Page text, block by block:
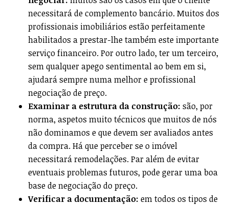
necessitará de complemento bancário. Muitos dos
profissionais imobiliários estão perfeitamente
habilitados a prestar-lhe também este importante
serviço financeiro. Por outro lado, ter um terceiro,
sem qualquer apego sentimental ao bem em si,
ajudará sempre numa melhor e profissional
negociação de preço.
Examinar a estrutura da construção: são, por
norma, aspetos muito técnicos que muitos de nós
não dominamos e que devem ser avaliados antes
da compra. Há que perceber se o imóvel
necessitará remodelações. Par além de evitar
eventuais problemas futuros, pode gerar uma boa
base de negociação do preço.
Verificar a documentação: em todos os tipos de